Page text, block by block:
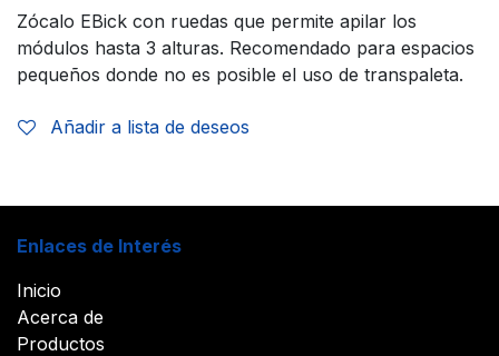
Zócalo EBick con ruedas que permite apilar los
módulos hasta 3 alturas. Recomendado para espacios
pequeños donde no es posible el uso de transpaleta.
Añadir a lista de deseos
Enlaces de Interés
Inicio
Acerca de
Productos